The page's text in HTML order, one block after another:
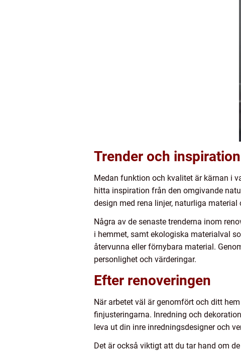
Trender och
Medan funktion och kvalitet är kärnan i
hitta inspiration från den omgivande
design med rena linjer, naturliga
Några av de senaste trenderna inom
i hemmet, samt ekologiska materialval
återvunna eller förnybara material.
personlighet och värderingar.
Efter renoveringen
När arbetet väl är genomfört och ditt
finjusteringarna. Inredning och
leva ut din inre inredningsdesigner och
Det är också viktigt att du tar hand om